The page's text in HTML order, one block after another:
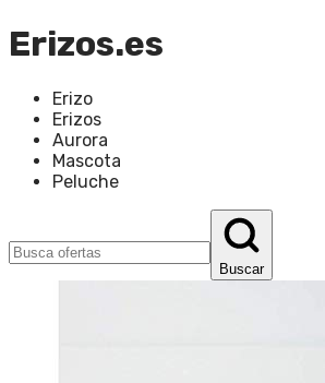
Erizos.es
Erizo
Erizos
Aurora
Mascota
Peluche
Buscar